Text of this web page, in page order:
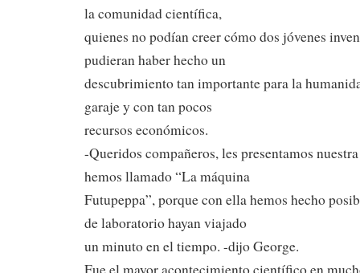
la comunidad científica,
quienes no podían creer cómo dos jóvenes
pudieran haber hecho un
descubrimiento tan importante para la
garaje y con tan pocos
recursos económicos.
-Queridos compañeros, les presentamos
hemos llamado “La máquina
Futupeppa”, porque con ella hemos hecho
de laboratorio hayan viajado
un minuto en el tiempo. -dijo George.
Fue el mayor acontecimiento científico en